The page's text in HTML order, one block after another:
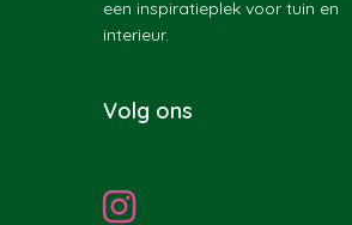
een inspiratieplek voor tuin en
interieur.
Volg ons